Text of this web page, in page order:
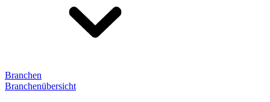
Branchen
Branchenübersicht